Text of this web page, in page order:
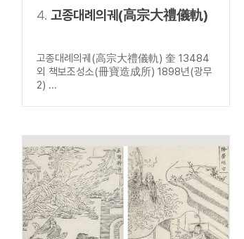
4. 고종대례의궤(高宗大禮儀軌)
고종대례의궤(高宗大禮儀軌) 奎 13484
외 책보조성소(冊寶造成所) 1898년(광무
2) ...